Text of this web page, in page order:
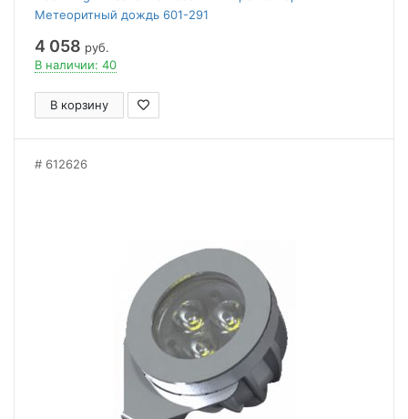
Метеоритный дождь 601-291
4 058 руб.
В наличии: 40
В корзину
612626